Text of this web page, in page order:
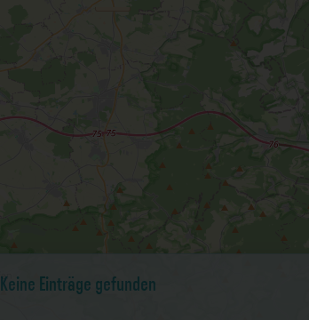
Keine Einträge gefunden